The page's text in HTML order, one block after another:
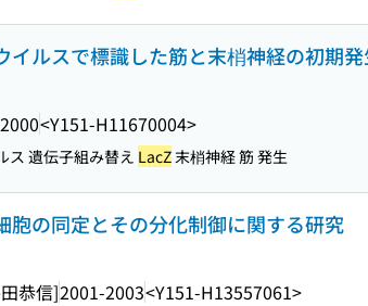
イルスで標識した筋と末梢神経の初期
<Y151-H11670004>
ス 遺伝子組み替え LacZ末梢神経 筋 発生
胞の同定とその分化制御に関する研究
恭信]2001-2003<Y151-H13557061>